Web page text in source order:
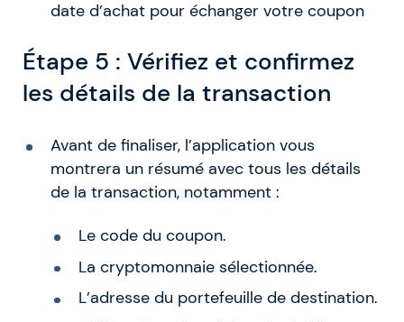
date d’achat pour échanger votre coupon
Étape 5 : Vérifiez et confirmez
les détails de la transaction
Avant de finaliser, l’application vous
montrera un résumé avec tous les détails
de la transaction, notamment :
Le code du coupon.
La cryptomonnaie sélectionnée.
L’adresse du portefeuille de destination.